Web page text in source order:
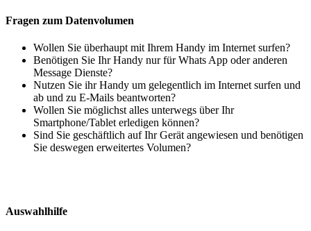
Fragen zum Datenvolumen
Wollen Sie überhaupt mit Ihrem Handy im Internet surfen?
Benötigen Sie Ihr Handy nur für Whats App oder anderen
Message Dienste?
Nutzen Sie ihr Handy um gelegentlich im Internet surfen und
ab und zu E-Mails beantworten?
Wollen Sie möglichst alles unterwegs über Ihr
Smartphone/Tablet erledigen können?
Sind Sie geschäftlich auf Ihr Gerät angewiesen und benötigen
Sie deswegen erweitertes Volumen?
Auswahlhilfe